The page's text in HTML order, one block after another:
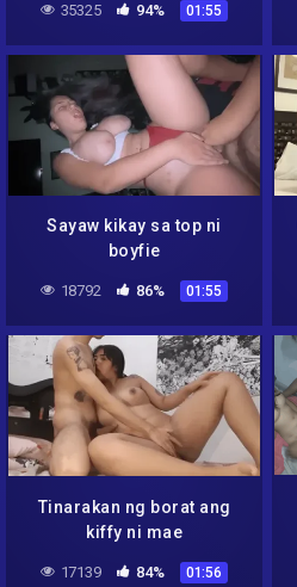
35325 94% 01:55
Sayaw kikay sa top ni
boyfie
18792 86% 01:55
Tinarakan ng borat ang
kiffy ni mae
17139 84% 01:56